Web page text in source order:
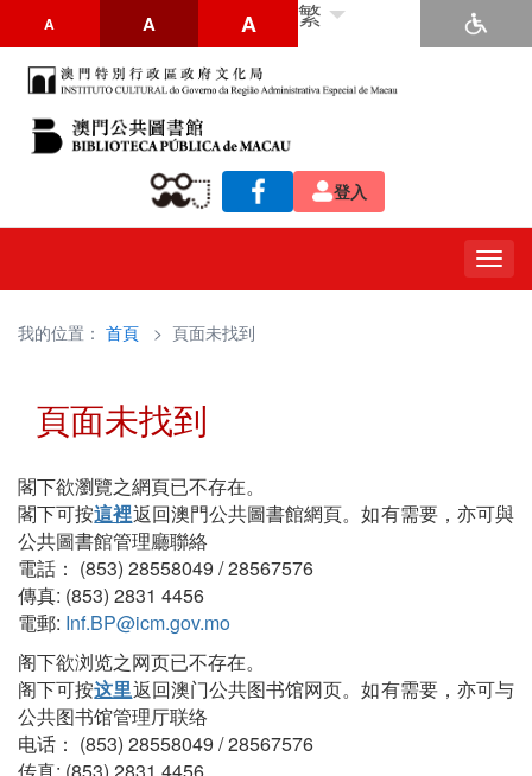
A A A 繁
登入
我的位置： 首頁 > 頁面未找到
頁面未找到
閣下欲瀏覽之網頁已不存在。
閣下可按這裡返回澳門公共圖書館網頁。如有需要，亦可與
公共圖書館管理廳聯絡
電話： (853) 28558049 / 28567576
傳真: (853) 2831 4456
電郵: Inf.BP@icm.gov.mo
阁下欲浏览之网页已不存在。
阁下可按这里返回澳门公共图书馆网页。如有需要，亦可与
公共图书馆管理厅联络
电话： (853) 28558049 / 28567576
传真: (853) 2831 4456